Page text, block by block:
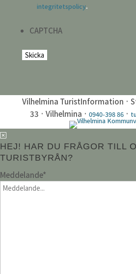
integritetspolicy.
CAPTCHA
Vilhelmina TuristInformation ·
33 · Vilhelmina ·0940-398 86 ·
HEJ! HAR DU FRÅGOR TILL
TURISTBYRÅN?
Meddelande*